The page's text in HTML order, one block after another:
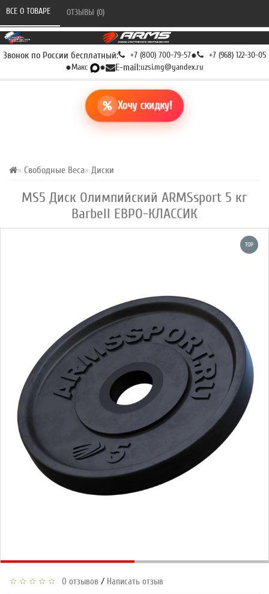
Звонок по России бесплатный: +7 (800) 700-79-57● +7 (968) 122-30-05
●Макс ● E-mail:uzsi.mg@yandex.ru
Хочу скидку!
Свободные Веса Диски
MS5 Диск Олимпийский ARMSsport 5 кг
Barbell ЕВРО-КЛАССИК
ВСЕ О ТОВАРЕ ОТЗЫВЫ (0)
TOP
0 отзывов / Написать отзыв